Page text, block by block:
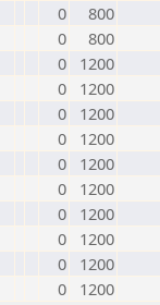
0
800
0
800
0
1200
0
1200
0
1200
0
1200
0
1200
0
1200
0
1200
0
1200
0
1200
0 1200